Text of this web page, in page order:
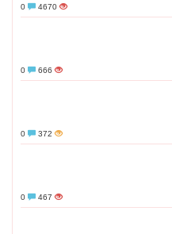
4670
666
372
467